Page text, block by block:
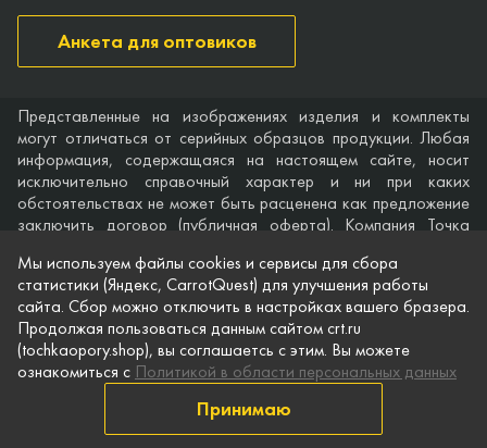
Анкета для оптовиков
Представленные на изображениях изделия и комплекты
могут отличаться от серийных образцов продукции. Любая
информация, содержащаяся на настоящем сайте, носит
исключительно справочный характер и ни при каких
обстоятельствах не может быть расценена как предложение
заключить договор (публичная оферта). Компания Точка
точности и полноты информации на веб-сайте, а также по
поводу беспрепятственного доступа к нему в любое время.
Технические характеристики и комплектация изделий,
указанные на сайте, приведены для примера и могут быть
изменены в любое время без предварительного уведомления.
© Точка опоры, 2021–2026
Защита персональной информации
Мы используем файлы cookies и сервисы для сбора
статистики (Яндекс, CarrotQuest) для улучшения работы
сайта. Сбор можно отключить в настройках вашего бразера.
Продолжая пользоваться данным сайтом crt.ru
(tochkaopory.shop), вы соглашаетсь с этим. Вы можете
ознакомиться с Политикой в области персональных данных
Принимаю